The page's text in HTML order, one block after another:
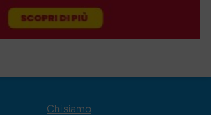
Chi siamo